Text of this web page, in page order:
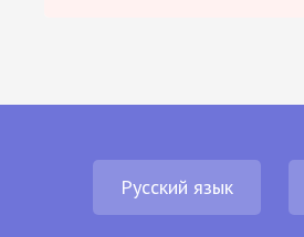
Русский язык